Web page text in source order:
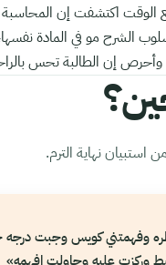
الوقت اكتشفت إن
الشرح مو في المادة
إن الطالبة تحس
استبيان نهاية الترم.
وفهمتني كويس وجبت درجه
وركزت عليه وحاولت افهمه»